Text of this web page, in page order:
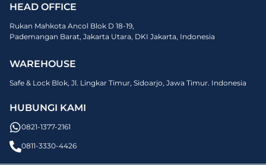
HEAD OFFICE
Rukan Mahkota Ancol Blok D 18-19,
Pademangan Barat, Jakarta Utara, DKI Jakarta, Indonesia
WAREHOUSE
Safe & Lock Blok, Jl. Lingkar Timur, Sidoarjo, Jawa Timur. Indonesia
HUBUNGI KAMI
0821-1377-2161
0811-3330-4426